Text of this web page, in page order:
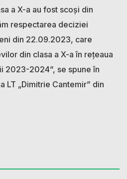
a X-a au fost scoși din
respectarea deciziei
din 22.09.2023, care
din clasa a X-a în rețeaua
2023-2024”, se spune în
LT „Dimitrie Cantemir” din